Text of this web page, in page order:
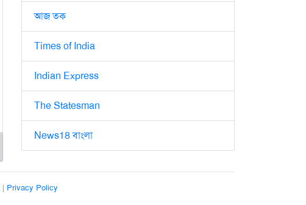
আজ তক
Times of India
Indian Express
The Statesman
News18 বাংলা
| Privacy Policy